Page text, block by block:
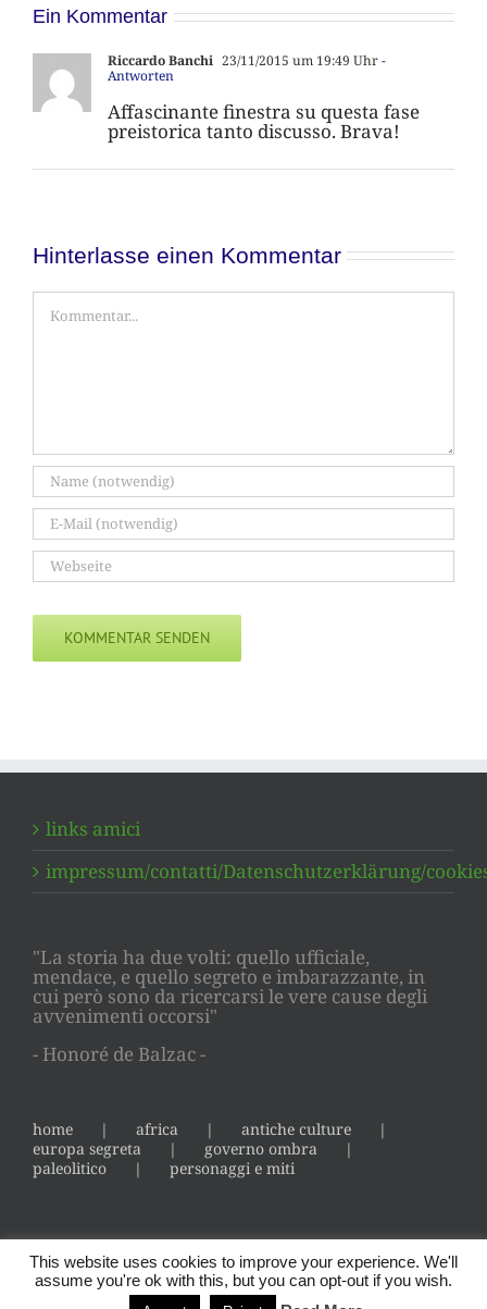
Ein Kommentar
Riccardo Banchi 23/11/2015 um 19:49 Uhr-
Antworten
Affascinante finestra su questa fase
preistorica tanto discusso. Brava!
Hinterlasse einen Kommentar
Kommentar
links amici
impressum/contatti/Datenschutzerklärung/
"La storia ha due volti: quello ufficiale,
mendace, e quello segreto e imbarazzante, in
cui però sono da ricercarsi le vere cause degli
avvenimenti occorsi"
- Honoré de Balzac -
home africa
antiche culture
europa segreta
governo ombra
paleolitico
personaggi e miti
Copyright 2014 Sabina Marineo | All Rights Reserved | Powered by
This website uses cookies to improve your experience. We'll
assume you're ok with this, but you can opt-out if you wish.